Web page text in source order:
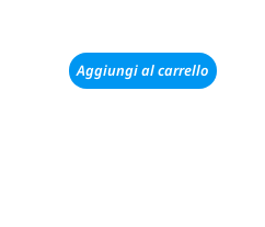
Aggiungi al carrello